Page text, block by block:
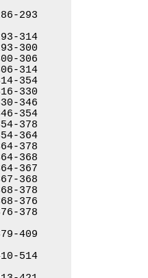
293
314
300
306
314
354
330
346
354
378
364
378
368
367
368
378
376
378
409
514